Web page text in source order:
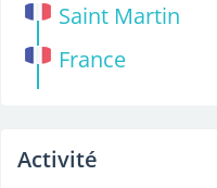
Saint Martin
France
Activité